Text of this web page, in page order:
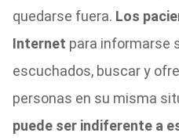
quedarse fuera. Los
Internet para informarse
escuchados, buscar y
personas en su misma
puede ser indiferente a